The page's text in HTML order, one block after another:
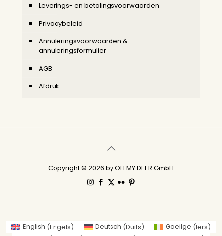
Leverings- en betalingsvoorwaarden
Privacybeleid
Annuleringsvoorwaarden &
annuleringsformulier
AGB
Afdruk
Copyright © 2026 by OH MY DEER GmbH
English (Engels) Deutsch (Duits) Gaeilge (Iers)